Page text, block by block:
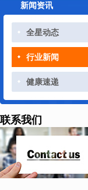
新闻资讯
全星动态
行业新闻
健康速递
联系我们